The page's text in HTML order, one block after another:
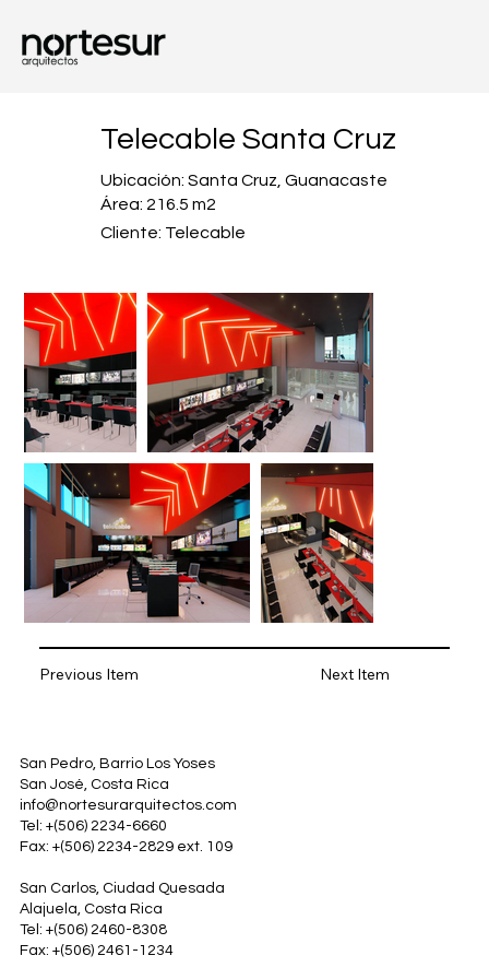
Telecable Santa Cruz
Ubicación: Santa Cruz, Guanacaste
Área: 216.5 m2
Cliente: Telecable
Previous Item Next Item
San Pedro, Barrio Los Yoses
San José, Costa Rica
info@nortesurarquitectos.com
Tel: +(506) 2234-6660
Fax: +(506) 2234-2829 ext. 109
San Carlos, Ciudad Quesada
Alajuela, Costa Rica
Tel: +(506) 2460-8308
Fax: +(506) 2461-1234